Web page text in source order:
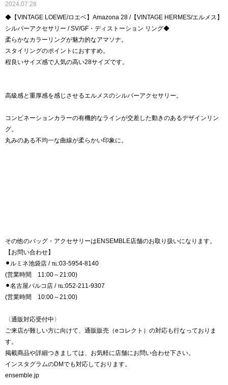
2024.07.28
◆【VINTAGE LOEWE/ロエベ】Amazona 28 /【VINTAGE HERMES/エルメス】
シルバーアクセサリー / SV/GF・ディストーション リング◆
柔らかなカラーリングが魅力的なアマソナ。
スタイリングのポイントにおすすめ。
程良いサイズ感で人気の高い28サイズです。
高級感と重厚感を感じさせるエルメスのシルバーアクセサリー。
コンビネーションカラーの有機的なラインが交差した動きのあるデザインリン
グ。
丸みのある不均一な曲線が柔らかい印象に。
その他のバッグ・アクセサリーはENSEMBLE店舗のお取り扱いになります。
【お問い合わせ】
⚫︎ルミネ池袋店 / ℡:03-5954-8140
(営業時間 11:00～21:00)
⚫︎名古屋パルコ店 / ℡:052-211-9307
(営業時間 10:00～21:00)
〈通販対応受付中〉
ご来店が難しい方に向けて、通販販売（eコレクト）の対応も行なっておりま
す。
掲載商品や詳細つきましては、お気軽に店舗にお問い合わせ下さい。
インスタグラムのDMでも対応しております。
ensemble.jp